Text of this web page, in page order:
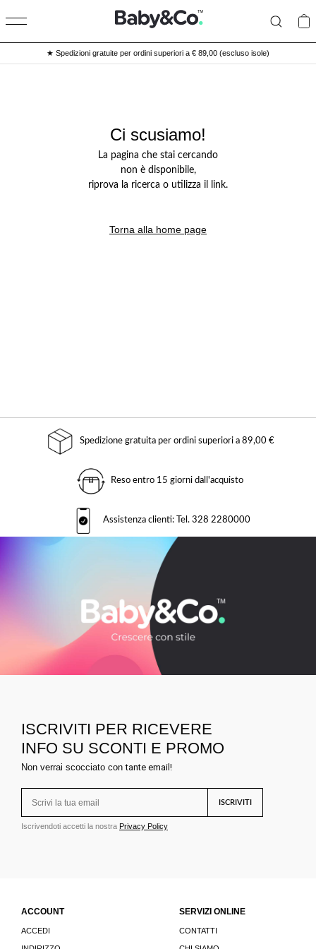
★ Spedizioni gratuite per ordini superiori a € 89,00 (escluso isole)
Ci scusiamo!
La pagina che stai cercando
non è disponibile,
riprova la ricerca o utilizza il link.
Torna alla home page
Spedizione gratuita per ordini superiori a 89,00 €
Reso entro 15 giorni dall'acquisto
Assistenza clienti: Tel. 328 2280000
ISCRIVITI PER RICEVERE
INFO SU SCONTI E PROMO
Non verrai scocciato contante email!
ISCRIVITI
Iscrivendoti accetti la nostra Privacy Policy
ACCOUNT
ACCEDI
SERVIZI ONLINE
CONTATTI